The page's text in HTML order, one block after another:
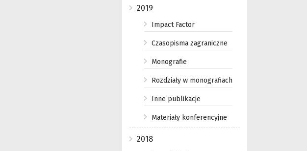
2019
Impact Factor
Czasopisma zagraniczne
Monografie
Rozdziały w monografiach
Inne publikacje
Materiały konferencyjne
2018